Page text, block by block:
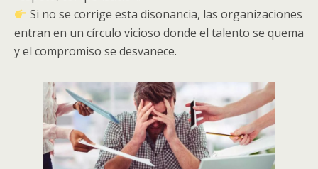
Si no se corrige esta disonancia, las organizaciones
entran en un círculo vicioso donde el talento se quema
y el compromiso se desvanece.